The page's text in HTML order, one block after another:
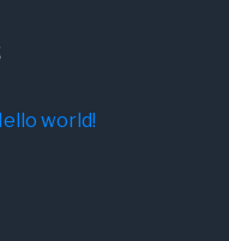
world!